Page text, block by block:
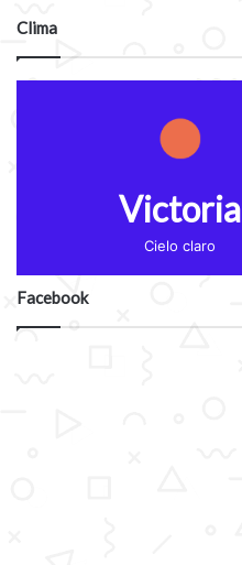
Clima
Victoria
Cielo claro
Facebook